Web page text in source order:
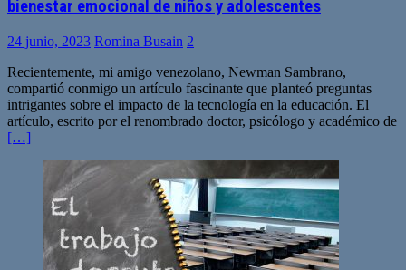
bienestar emocional de niños y adolescentes
24 junio, 2023 Romina Busain 2
Recientemente, mi amigo venezolano, Newman Sambrano,
compartió conmigo un artículo fascinante que planteó preguntas
intrigantes sobre el impacto de la tecnología en la educación. El
artículo, escrito por el renombrado doctor, psicólogo y académico de
[…]